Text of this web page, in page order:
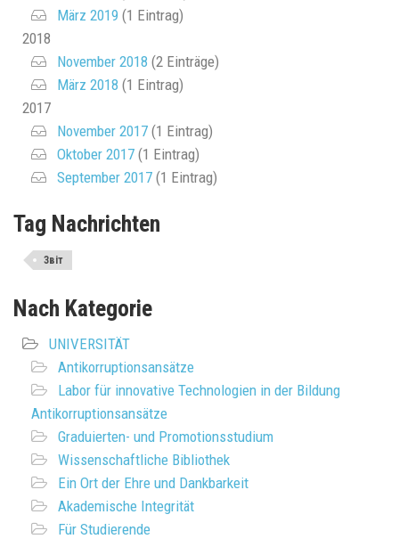
März 2019 (1 Eintrag)
2018
November 2018 (2 Einträge)
März 2018 (1 Eintrag)
2017
November 2017 (1 Eintrag)
Oktober 2017 (1 Eintrag)
September 2017 (1 Eintrag)
Tag Nachrichten
Звіт
Nach Kategorie
UNIVERSITÄT
Antikorruptionsansätze
Labor für innovative Technologien in der Bildung
Antikorruptionsansätze
Graduierten- und Promotionsstudium
Wissenschaftliche Bibliothek
Ein Ort der Ehre und Dankbarkeit
Akademische Integrität
Für Studierende